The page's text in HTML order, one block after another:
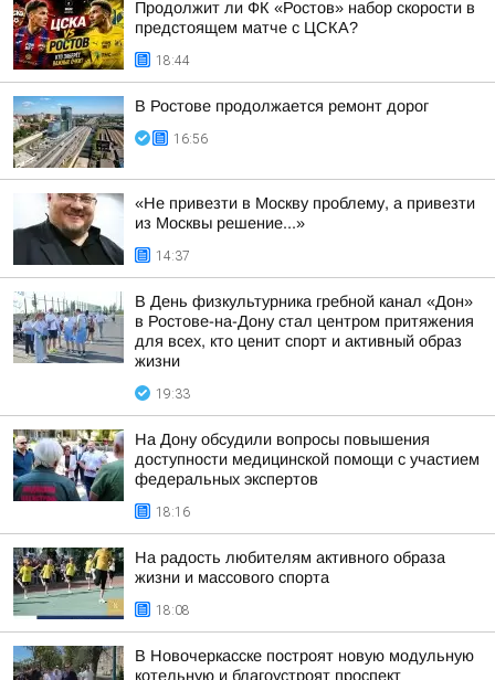
Продолжит ли ФК «Ростов» набор скорости в
предстоящем матче с ЦСКА?
18:44
В Ростове продолжается ремонт дорог
16:56
«Не привезти в Москву проблему, а привезти
из Москвы решение...»
14:37
В День физкультурника гребной канал «Дон»
в Ростове-на-Дону стал центром притяжения
для всех, кто ценит спорт и активный образ
жизни
19:33
На Дону обсудили вопросы повышения
доступности медицинской помощи с участием
федеральных экспертов
18:16
На радость любителям активного образа
жизни и массового спорта
18:08
В Новочеркасске построят новую модульную
котельную и благоустроят проспект